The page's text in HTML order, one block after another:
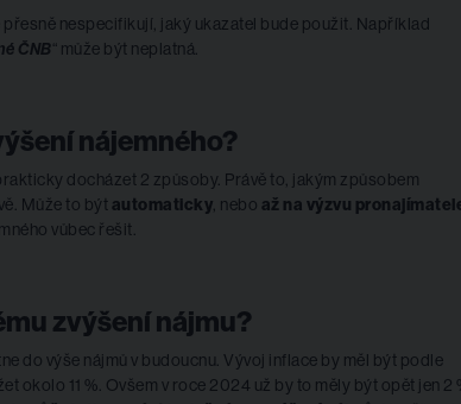
nespecifikují, jaký ukazatel bude použit. Například
ČNB“ může být neplatná.
nájemného?
docházet 2 způsoby. Právě to, jakým způsobem
Může to být automaticky , nebo až na výzvu
vůbec řešit.
zvýšení nájmu?
do výše nájmů v budoucnu. Vývoj inflace by měl být podle
okolo 11 %. Ovšem v roce 2024 už by to měly být opět jen 2